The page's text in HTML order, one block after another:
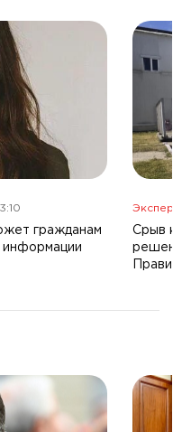
гражданам
информации
Срыв